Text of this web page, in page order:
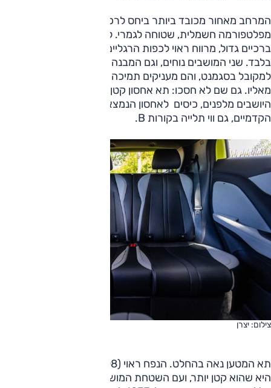
המרחב מאחור מכובד ביותר ביחס לרכב כזה, הרצפה כצפוי
מפלטפורמה חשמלית, שטוחה לגמרי. ליושבים מאחור מרווח
ברכיים גדול, מרווח ראוי לכפות הרגליים ורק מרווח הראש סביר
בלבד. שני המושבים נוחים, וגם המבנה שלהם מרשים ביחס
למקובל בסגמנט, והם מעניקים תמיכה ראויה לגב, ממש לא מובן
מאליו. גם שם לא חסכו: תא אחסון קטן מתחת למשענת היד של
היושבים מלפנים, כיסים לאחסון הנמצאים בגב המושבים
הקדמיים, גם ווי תלייה בקורות B.
צילום: יצרן
היא שהוא קטן יותר, ועם השטחת המושבים האחוריים מתקבל